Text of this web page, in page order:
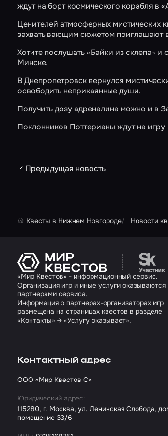
ждут на борт космического корабля в
Ценителей атмосферных мистических
захватывающим сюжетом приглашают
Хотите послушать«Байки из склепа» и
Минске.
В Днепропетровск вернулся
освободить неприкаянные души.
Получить дозу адреналина можно и в
Поклонников Поттерианы ждут на игру
Предыдущая новость
Квесты в Нижнем Новгороде Новости
«Мир Квестов» - информационный сервис.
Организация игр и иные услуги оказываются
партнерами сервиса.
Информация о партнерах-организаторах игр
размещена на страницах квестов в разделе
«Контакты» → «Услугу оказывает».
Контактный адрес
ООО «Мир Квестов С»
Юридический адрес:
115280, г. Москва, ул. Ленинская Слобода,
помещение 33/6